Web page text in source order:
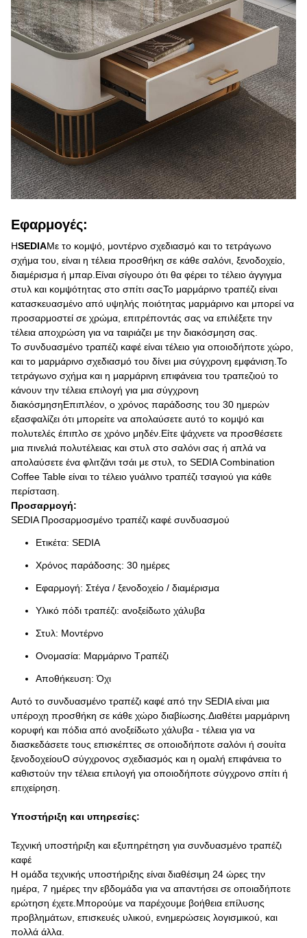
Εφαρμογές:
ΗSEDIAΜε το κομψό, μοντέρνο σχεδιασμό και το τετράγωνο
σχήμα του, είναι η τέλεια προσθήκη σε κάθε σαλόνι, ξενοδοχείο,
διαμέρισμα ή μπαρ.Είναι σίγουρο ότι θα φέρει το τέλειο άγγιγμα
στυλ και κομψότητας στο σπίτι σαςΤο μαρμάρινο τραπέζι είναι
κατασκευασμένο από υψηλής ποιότητας μαρμάρινο και μπορεί να
προσαρμοστεί σε χρώμα, επιτρέποντάς σας να επιλέξετε την
τέλεια αποχρώση για να ταιριάζει με την διακόσμηση σας.
Το συνδυασμένο τραπέζι καφέ είναι τέλειο για οποιοδήποτε χώρο,
και το μαρμάρινο σχεδιασμό του δίνει μια σύγχρονη εμφάνιση.Το
τετράγωνο σχήμα και η μαρμάρινη επιφάνεια του τραπεζιού το
κάνουν την τέλεια επιλογή για μια σύγχρονη
διακόσμησηΕπιπλέον, ο χρόνος παράδοσης του 30 ημερών
εξασφαλίζει ότι μπορείτε να απολαύσετε αυτό το κομψό και
πολυτελές έπιπλο σε χρόνο μηδέν.Είτε ψάχνετε να προσθέσετε
μια πινελιά πολυτέλειας και στυλ στο σαλόνι σας ή απλά να
απολαύσετε ένα φλιτζάνι τσάι με στυλ, το SEDIA Combination
Coffee Table είναι το τέλειο γυάλινο τραπέζι τσαγιού για κάθε
περίσταση.
Προσαρμογή:
SEDIA Προσαρμοσμένο τραπέζι καφέ συνδυασμού
Ετικέτα: SEDIA
Χρόνος παράδοσης: 30 ημέρες
Εφαρμογή: Στέγα / ξενοδοχείο / διαμέρισμα
Υλικό πόδι τραπέζι: ανοξείδωτο χάλυβα
Στυλ: Μοντέρνο
Ονομασία: Μαρμάρινο Τραπέζι
Αποθήκευση: Όχι
Αυτό το συνδυασμένο τραπέζι καφέ από την SEDIA είναι μια
υπέροχη προσθήκη σε κάθε χώρο διαβίωσης.Διαθέτει μαρμάρινη
κορυφή και πόδια από ανοξείδωτο χάλυβα - τέλεια για να
διασκεδάσετε τους επισκέπτες σε οποιοδήποτε σαλόνι ή σουίτα
ξενοδοχείουΟ σύγχρονος σχεδιασμός και η ομαλή επιφάνεια το
καθιστούν την τέλεια επιλογή για οποιοδήποτε σύγχρονο σπίτι ή
επιχείρηση.
Υποστήριξη και υπηρεσίες:
Τεχνική υποστήριξη και εξυπηρέτηση για συνδυασμένο τραπέζι
καφέ
Η ομάδα τεχνικής υποστήριξης είναι διαθέσιμη 24 ώρες την
ημέρα, 7 ημέρες την εβδομάδα για να απαντήσει σε οποιαδήποτε
ερώτηση έχετε.Μπορούμε να παρέχουμε βοήθεια επίλυσης
προβλημάτων, επισκευές υλικού, ενημερώσεις λογισμικού, και
πολλά άλλα.